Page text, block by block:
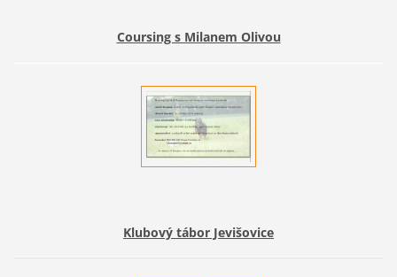
Coursing s Milanem Olivou
Klubový tábor Jevišovice